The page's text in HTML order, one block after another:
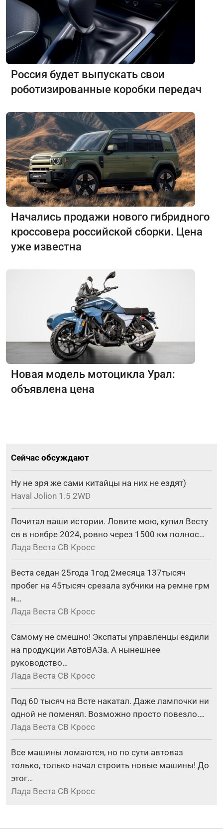
Россия будет выпускать свои
роботизированные коробки передач
Начались продажи нового гибридного
кроссовера российской сборки. Цена
уже известна
Новая модель мотоцикла Урал:
объявлена цена
Сейчас обсуждают
Ну не зря же сами китайцы на них не ездят)
Haval Jolion 1.5 2WD
Почитал ваши истории. Ловите мою, купил Весту
св в ноябре 2024, ровно через 1500 км полнос…
Лада Веста СВ Кросс
Веста седан 25года 1год 2месяца 137тысяч
пробег на 45тысяч срезала зубчики на ремне грм
н…
Лада Веста СВ Кросс
Самому не смешно! Экспаты управленцы ездили
на продукции АвтоВАЗа. А нынешнее
руководство…
Лада Веста СВ Кросс
Под 60 тысяч на Всте накатал. Даже лампочки ни
одной не поменял. Возможно просто повезло.…
Лада Веста СВ Кросс
Все машины ломаются, но по сути автоваз
только, только начал строить новые машины! До
этог…
Лада Веста СВ Кросс